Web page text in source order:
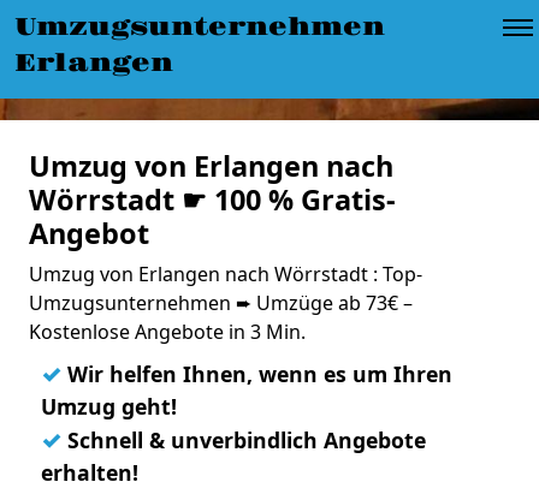
Umzugsunternehmen
Erlangen
Umzug von Erlangen nach
Wörrstadt ☛ 100 % Gratis-
Angebot
Umzug von Erlangen nach Wörrstadt : Top-
Umzugsunternehmen ➨ Umzüge ab 73€ –
Kostenlose Angebote in 3 Min.
✓ Wir helfen Ihnen, wenn es um Ihren
Umzug geht!
✓ Schnell & unverbindlich Angebote
erhalten!